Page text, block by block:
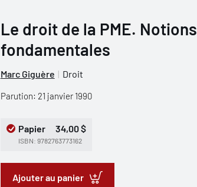
Le droit de la PME. Notions
fondamentales
Marc Giguère Droit
Parution: 21 janvier 1990
Papier 34,00 $
ISBN: 9782763773162
Ajouter au panier